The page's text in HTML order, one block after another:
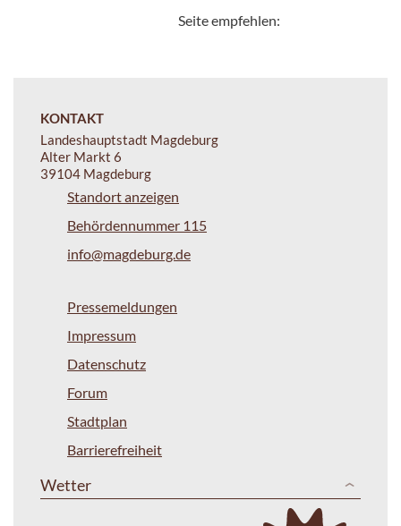
Seite empfehlen:
KONTAKT
Landeshauptstadt Magdeburg
Alter Markt 6
39104 Magdeburg
Standort anzeigen
Behördennummer 115
info@magdeburg.de
Pressemeldungen
Impressum
Datenschutz
Forum
Stadtplan
Barrierefreiheit
Wetter